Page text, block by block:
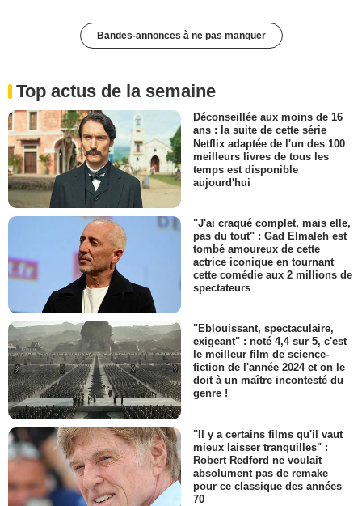
Bandes-annonces à ne pas manquer
Top actus de la semaine
Déconseillée aux moins de 16
ans : la suite de cette série
Netflix adaptée de l'un des 100
meilleurs livres de tous les
temps est disponible
aujourd'hui
"J'ai craqué complet, mais elle,
pas du tout" : Gad Elmaleh est
tombé amoureux de cette
actrice iconique en tournant
cette comédie aux 2 millions de
spectateurs
"Eblouissant, spectaculaire,
exigeant" : noté 4,4 sur 5, c'est
le meilleur film de science-
fiction de l'année 2024 et on le
doit à un maître incontesté du
genre !
"Il y a certains films qu'il vaut
mieux laisser tranquilles" :
Robert Redford ne voulait
absolument pas de remake
pour ce classique des années
70